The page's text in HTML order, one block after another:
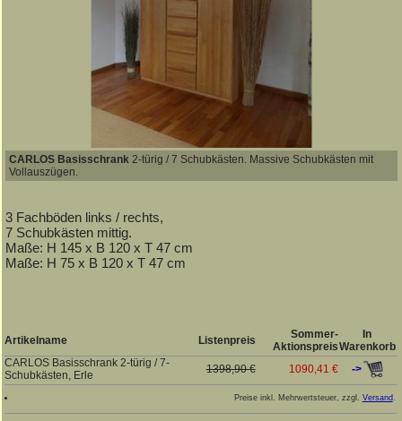
CARLOS Basisschrank2-türig / 7 Schubkästen. Massive Schubkästen mit
Vollauszügen.
3 Fachböden links / rechts,
7 Schubkästen mittig.
Maße: H 145 x B 120 x T 47 cm
Maße: H 75 x B 120 x T 47 cm
Artikelname Listenpreis
Sommer-
Aktionspreis
In
Warenkorb
CARLOS Basisschrank 2-türig / 7-
Schubkästen, Erle
1398,90 € 1090,41 € ->
Preise inkl. Mehrwertsteuer, zzgl. Versand.